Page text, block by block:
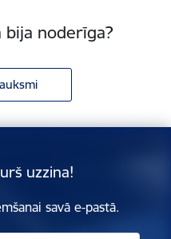
noderīga?
uzzina!
savā e-pastā.